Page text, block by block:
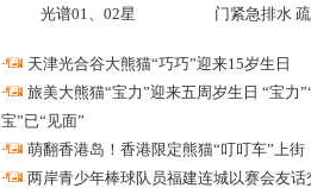
光谱01、02星
门紧急排水
·
天津光合谷大熊猫“巧巧”迎来15岁生日
·
旅美大熊猫“宝力”迎来五周岁生日 “宝力
宝”已“见面”
·
萌翻香港岛！香港限定熊猫“叮叮车”上街
·
两岸青少年棒球队员福建连城以赛会友话